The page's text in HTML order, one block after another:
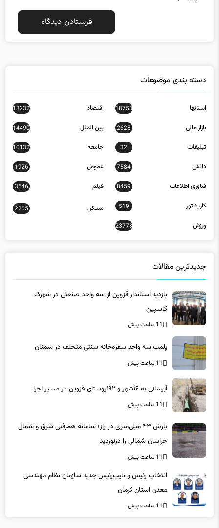
استانها
بازار مالی 2628
14490
تبلیغات 32 جامعه 10132
دانش 7584 عمومی 1926
فناوری اطلاعات 8459 فیلم 3546
کاریکاتور 519
2205
ورزش 23778
بازدید استاندار قزوین از سه واحد صنعتی در شهرک
کاسپین
11 ساعت پیش
11 ساعت پیش
11 ساعت پیش
خراسان شمالی را درنوردید
11 ساعت پیش
انتخاب رئیس و نایب‌رئیس جدید سازمان نظام مهندسی
معدن استان کرمان
11 ساعت پیش